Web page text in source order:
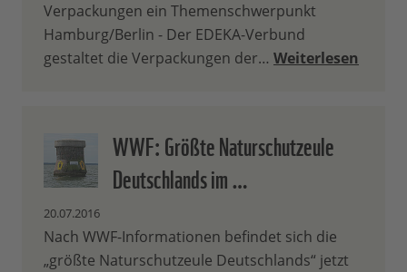
Verpackungen ein Themenschwerpunkt
Hamburg/Berlin - Der EDEKA-Verbund
gestaltet die Verpackungen der… Weiterlesen
WWF: Größte Naturschutzeule
Deutschlands im …
20.07.2016
Nach WWF-Informationen befindet sich die
„größte Naturschutzeule Deutschlands“ jetzt